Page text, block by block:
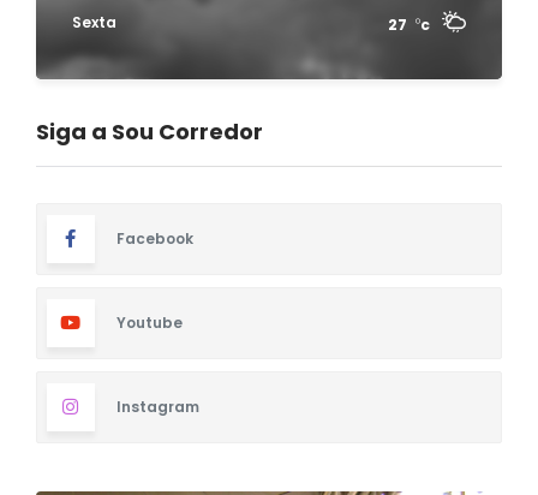
Sexta 27 c
Siga a Sou Corredor
Facebook
Youtube
Instagram